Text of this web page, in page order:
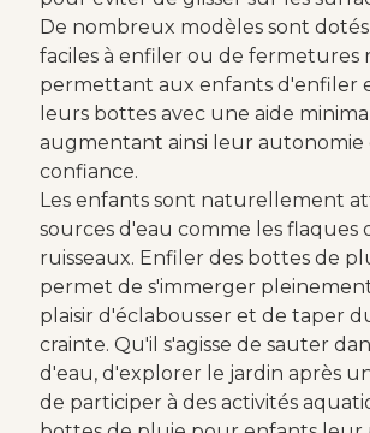
De nombreux modèles sont
faciles à enfiler ou de fermetures
permettant aux enfants d'enfiler
leurs bottes avec une aide
augmentant ainsi leur
confiance.
Les enfants sont naturellement
sources d'eau comme les flaques
ruisseaux. Enfiler des bottes de
permet de s'immerger
plaisir d'éclabousser et de taper
crainte. Qu'il s'agisse de sauter
d'eau, d'explorer le jardin après
de participer à des activités